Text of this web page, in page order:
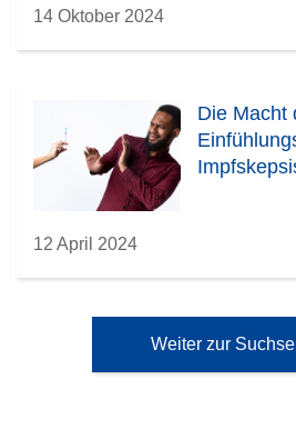
14 Oktober 2024
Die Macht
12 April 2024
Weiter zur